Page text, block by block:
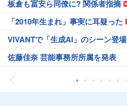
板倉も冨安ら同僚に? 関係者指摘
「2010年生まれ」事実に耳疑った
VIVANTで「生成AI」のシーン登場
佐藤佳奈 芸能事務所所属を発表